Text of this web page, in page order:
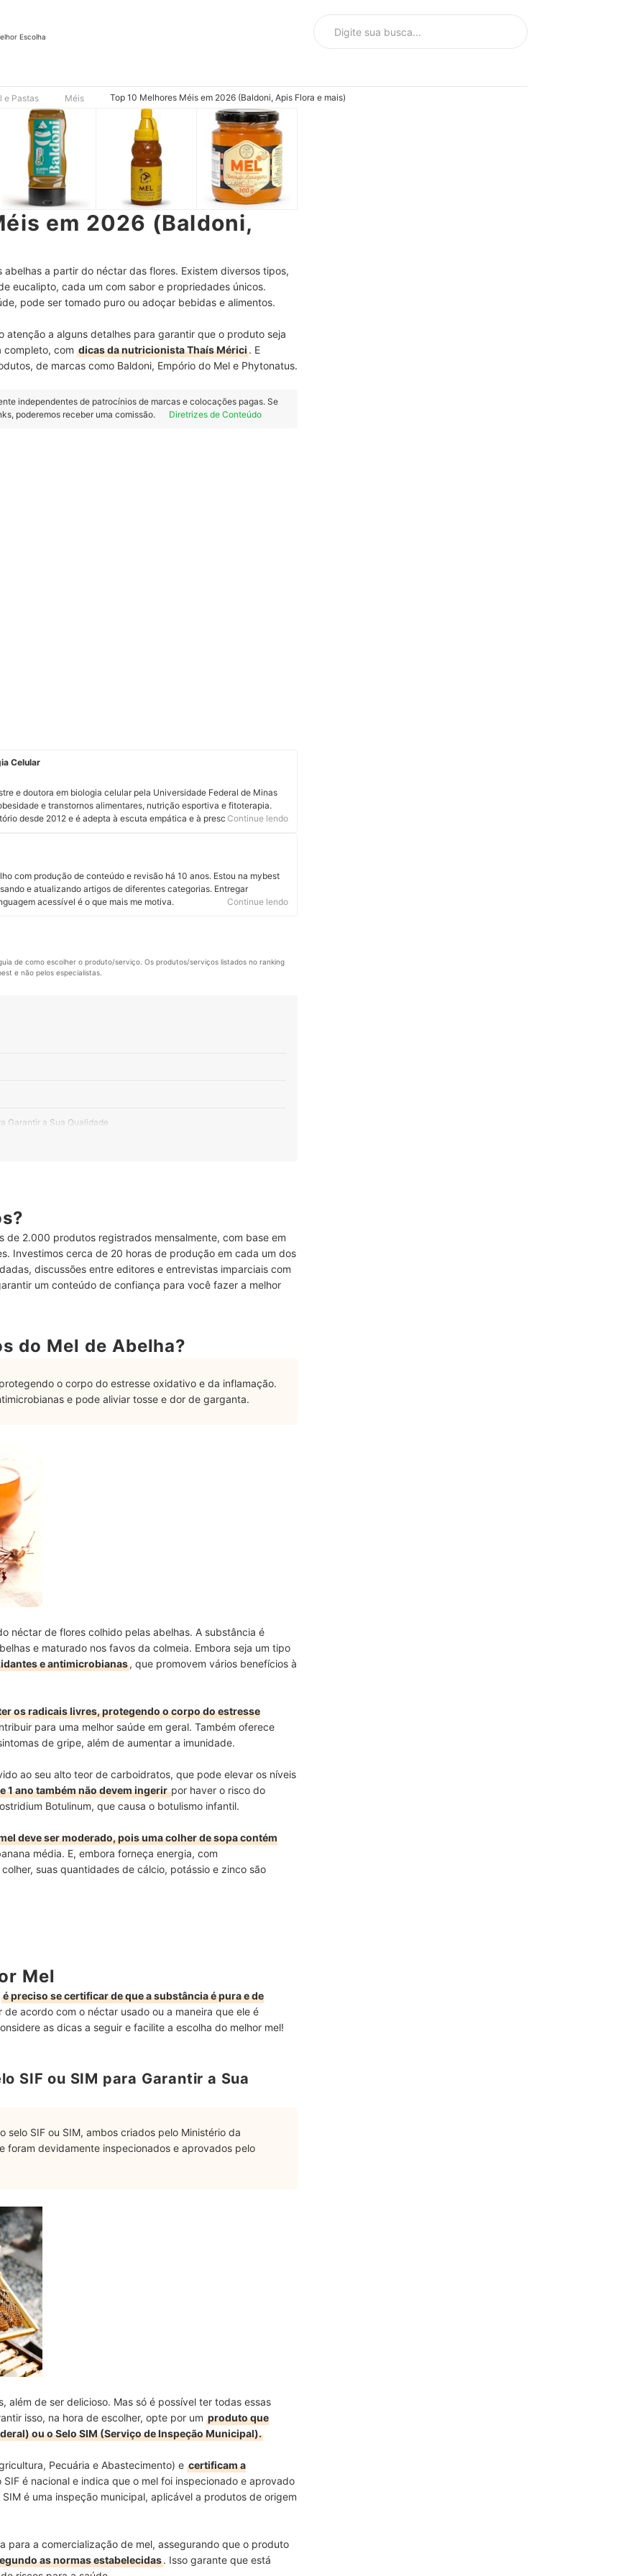
Escolha
e Pastas Méis Top 10 Melhores Méis em 2026 (Baldoni, Apis Flora e mais)
em 2026 (Baldoni,
a partir do néctar das flores. Existem diversos tipos,
eucalipto, cada um com sabor e propriedades únicos.
pode ser tomado puro ou adoçar bebidas e alimentos.
atenção a alguns detalhes para garantir que o produto seja
completo, com dicas da nutricionista Thaís Mérici. E
de marcas como Baldoni, Empório do Mel e Phytonatus.
independentes de patrocínios de marcas e colocações pagas. Se
poderemos receber uma comissão.
Diretrizes de Conteúdo
Celular
e doutora em biologia celular pela Universidade Federal de Minas
e transtornos alimentares, nutrição esportiva e fitoterapia.
desde 2012 e é adepta à escuta empática e à prescrição de
constituintes. Ela é grande entusiasta da nutrição possível e
todos os alimentos faz parte de sua rotina diária de
Thaís no Instagram e no LinkedIn.
Continue lendo
com produção de conteúdo e revisão há 10 anos. Estou na mybest
e atualizando artigos de diferentes categorias. Entregar
acessível é o que mais me motiva.
Continue lendo
de como escolher o produto/serviço. Os produtos/serviços listados no ranking
e não pelos especialistas.
Garantir a Sua Qualidade
de 2.000 produtos registrados mensalmente, com base em
Investimos cerca de 20 horas de produção em cada um dos
discussões entre editores e entrevistas imparciais com
um conteúdo de confiança para você fazer a melhor
do Mel de Abelha?
o corpo do estresse oxidativo e da inflamação.
e pode aliviar tosse e dor de garganta.
néctar de flores colhido pelas abelhas. A substância é
e maturado nos favos da colmeia. Embora seja um tipo
e antimicrobianas, que promovem vários benefícios à
os radicais livres, protegendo o corpo do estresse
para uma melhor saúde em geral. Também oferece
de gripe, além de aumentar a imunidade.
ao seu alto teor de carboidratos, que pode elevar os níveis
1 ano também não devem ingerirpor haver o risco do
Botulinum, que causa o botulismo infantil.
deve ser moderado, pois uma colher de sopa contém
média. E, embora forneça energia, com
suas quantidades de cálcio, potássio e zinco são
Mel
é preciso se certificar de que a substância é pura e de
de acordo com o néctar usado ou a maneira que ele é
as dicas a seguir e facilite a escolha do melhor mel!
SIF ou SIM para Garantir a Sua
selo SIF ou SIM, ambos criados pelo Ministério da
foram devidamente inspecionados e aprovados pelo
além de ser delicioso. Mas só é possível ter todas essas
isso, na hora de escolher, opte por um produto que
ou o Selo SIM (Serviço de Inspeção Municipal).
Pecuária e Abastecimento) e certificam a
SIF é nacional e indica que o mel foi inspecionado e aprovado
é uma inspeção municipal, aplicável a produtos de origem
para a comercialização de mel, assegurando que o produto
as normas estabelecidas. Isso garante que está